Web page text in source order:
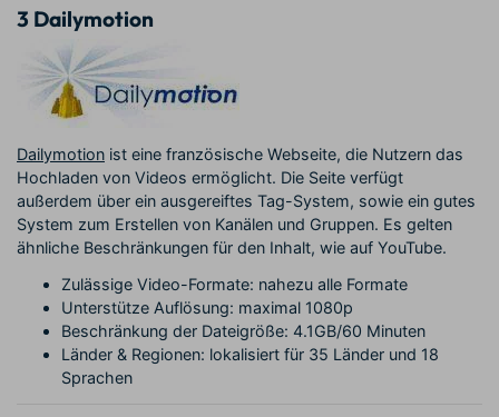
3 Dailymotion
Dailymotion ist eine französische Webseite, die Nutzern das
Hochladen von Videos ermöglicht. Die Seite verfügt
außerdem über ein ausgereiftes Tag-System, sowie ein gutes
System zum Erstellen von Kanälen und Gruppen. Es gelten
ähnliche Beschränkungen für den Inhalt, wie auf YouTube.
Zulässige Video-Formate: nahezu alle Formate
Unterstütze Auflösung: maximal 1080p
Beschränkung der Dateigröße: 4.1GB/60 Minuten
Länder & Regionen: lokalisiert für 35 Länder und 18
Sprachen